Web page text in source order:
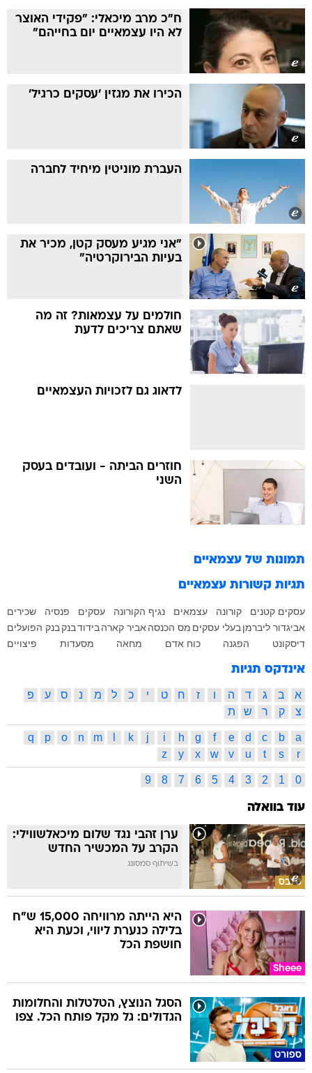
ח"כ מרב מיכאלי: "פקידי האוצר
לא היו עצמאיים יום בחייהם"
הכירו את מגזין 'עסקים כרגיל'
העברת מוניטין מיחיד לחברה
"אני מגיע מעסק קטן, מכיר את
בעיות הבירוקרטיה"
חולמים על עצמאות? זה מה
שאתם צריכים לדעת
לדאוג גם לזכויות העצמאיים
חוזרים הביתה - ועובדים בעסק
השני
תמונות של עצמאיים
תגיות קשורות עצמאיים
עסקים קטנים קורונה עצמאים נגיף הקורונה עסקים פנסיה
שכירים
אביגדור ליברמןבעלי עסקים מס הכנסה אביר קארהבידודבנקבנק הפועלים
דיסקונט
הפגנה כוח אדם מחאה מסעדות פיצויים
אינדקס תגיות
א ב ג ד ה ו ז ח ט י כ ל מ נ ס ע
פ
צ
ק ר ש ת
a
b
c
d
e
f
g
h
i
j
k
m
n
o
p
q
r
s
t
u
v
w
x
y
z
0
1
2
3
4
5
6
7
8
9
עוד בוואלה
סלבס
ערן זהבי נגד שלום מיכאלשווילי:
הקרב על המכשיר החדש
בשיתוף סמסונג
Sheee
היא הייתה מרוויחה 15,000 ש"ח
בלילה כנערת ליווי, וכעת היא
חושפת הכל
ספורט
הסגל הנוצץ, הטלטלות והחלומות
הגדולים: גל מקל פותח הכל. צפו